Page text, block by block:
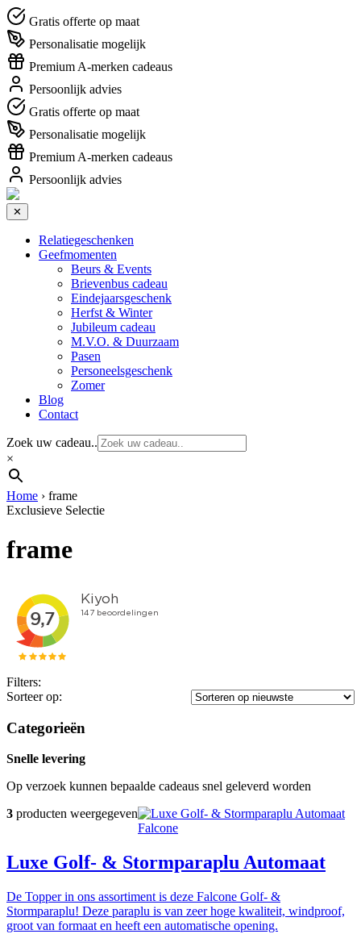
Gratis offerte op maat
Personalisatie mogelijk
Premium A-merken cadeaus
Persoonlijk advies
Gratis offerte op maat
Personalisatie mogelijk
Premium A-merken cadeaus
Persoonlijk advies
✕
Relatiegeschenken
Geefmomenten
Beurs & Events
Brievenbus cadeau
Eindejaarsgeschenk
Herfst & Winter
Jubileum cadeau
M.V.O. & Duurzaam
Pasen
Personeelsgeschenk
Zomer
Blog
Contact
Zoek uw cadeau..
×
Home › frame
Exclusieve Selectie
frame
Filters:
Sorteer op:
Categorieën
Snelle levering
Op verzoek kunnen bepaalde cadeaus snel geleverd worden
3 producten weergegeven
Falcone
Luxe Golf- & Stormparaplu Automaat
De Topper in ons assortiment is deze Falcone Golf- &
Stormparaplu! Deze paraplu is van zeer hoge kwaliteit, windproof,
groot van formaat en heeft een automatische opening.